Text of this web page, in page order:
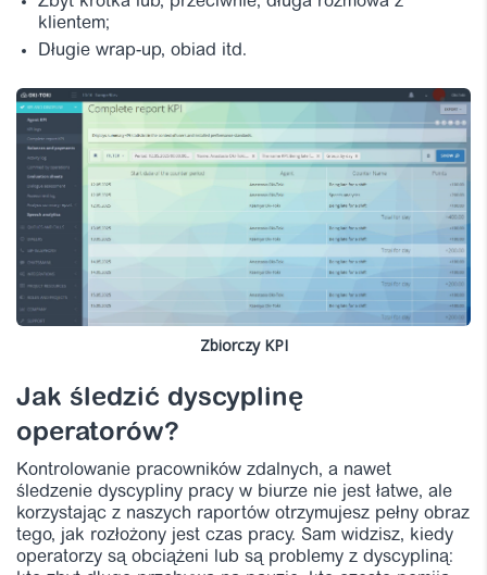
klientem;
Długie wrap-up, obiad itd.
Zbiorczy KPI
Jak śledzić dyscyplinę
operatorów?
Kontrolowanie pracowników zdalnych, a nawet
śledzenie dyscypliny pracy w biurze nie jest łatwe, ale
korzystając z naszych raportów otrzymujesz pełny obraz
tego, jak rozłożony jest czas pracy. Sam widzisz, kiedy
operatorzy są obciążeni lub są problemy z dyscypliną: